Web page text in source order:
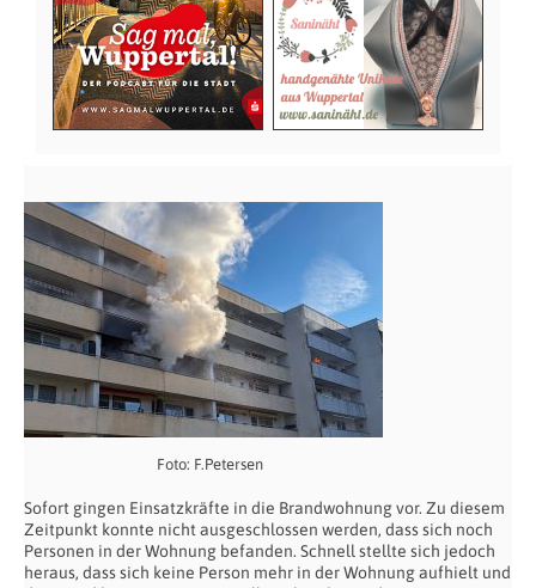
Foto: F.Petersen
Sofort gingen Einsatzkräfte in die Brandwohnung vor. Zu diesem
Zeitpunkt konnte nicht ausgeschlossen werden, dass sich noch
Personen in der Wohnung befanden. Schnell stellte sich jedoch
heraus, dass sich keine Person mehr in der Wohnung aufhielt und